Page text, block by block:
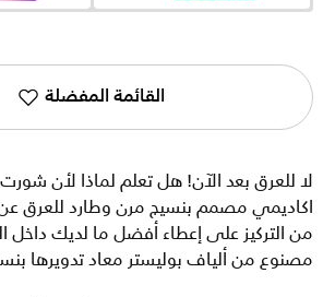
القائمة المفضلة
لا للعرق بعد الآن! هل تعلم لماذا لأن
اكاديمي مصمم بنسيج مرن وطارد للعرق
من التركيز على إعطاء أفضل ما لديك داخل
مصنوع من ألياف بوليستر معاد تدويرها بنسبة